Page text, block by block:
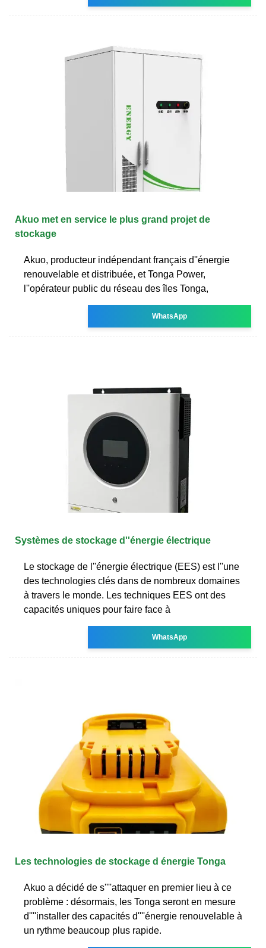
Akuo met en service le plus grand projet de
stockage
Akuo, producteur indépendant français d''énergie
renouvelable et distribuée, et Tonga Power,
l''opérateur public du réseau des îles Tonga,
WhatsApp
Systèmes de stockage d''énergie électrique
Le stockage de l''énergie électrique (EES) est l''une
des technologies clés dans de nombreux domaines
à travers le monde. Les techniques EES ont des
capacités uniques pour faire face à
WhatsApp
Les technologies de stockage d énergie Tonga
Akuo a décidé de s''''attaquer en premier lieu à ce
problème : désormais, les Tonga seront en mesure
d''''installer des capacités d''''énergie renouvelable à
un rythme beaucoup plus rapide.